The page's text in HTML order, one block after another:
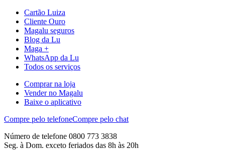
Cartão Luiza
Cliente Ouro
Magalu seguros
Blog da Lu
Maga +
WhatsApp da Lu
Todos os serviços
Comprar na loja
Vender no Magalu
Baixe o aplicativo
Compre pelo telefoneCompre pelo chat
Número de telefone 0800 773 3838
Seg. à Dom. exceto feriados das 8h às 20h